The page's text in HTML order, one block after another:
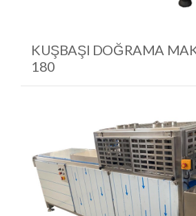
KUŞBAŞI DOĞRAMA
180